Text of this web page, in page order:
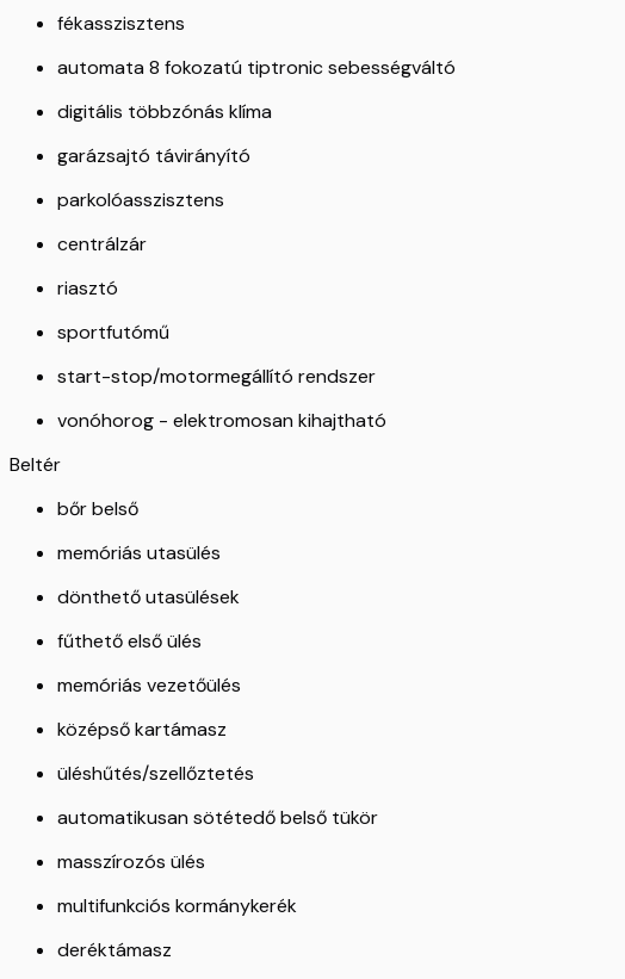
fékasszisztens
automata 8 fokozatú tiptronic sebességváltó
digitális többzónás klíma
garázsajtó távirányító
parkolóasszisztens
centrálzár
riasztó
sportfutómű
start-stop/motormegállító rendszer
vonóhorog - elektromosan kihajtható
Beltér
bőr belső
memóriás utasülés
dönthető utasülések
fűthető első ülés
memóriás vezetőülés
középső kartámasz
üléshűtés/szellőztetés
automatikusan sötétedő belső tükör
masszírozós ülés
multifunkciós kormánykerék
deréktámasz